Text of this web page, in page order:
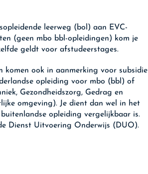
leerweg (bol) aan EVC-
(geen mbo bbl-opleidingen) kom je
geldt voor afstudeerstages.
komen ook in aanmerking voor subsidie
opleiding voor mbo (bbl) of
Gezondheidszorg, Gedrag en
omgeving). Je dient dan wel in het
opleiding vergelijkbaar is.
Dienst Uitvoering Onderwijs (DUO).